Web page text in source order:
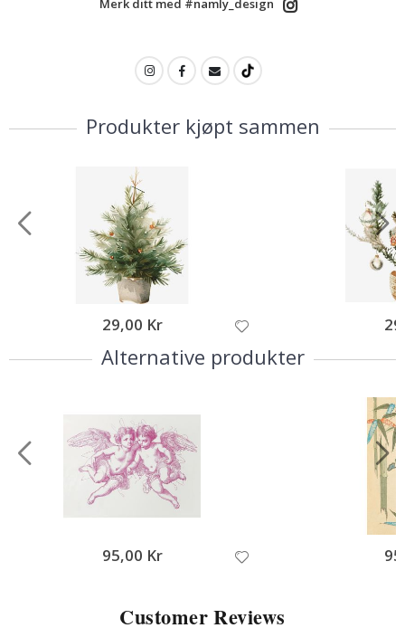
Merk ditt med #namly_design
Produkter kjøpt sammen
29,00 Kr
Alternative produkter
95,00 Kr
Customer Reviews